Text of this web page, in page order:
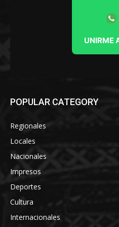
UNIRME
POPULAR CATEGORY
Regionales
Locales
Nacionales
Impresos
Deportes
Cultura
Internacionales